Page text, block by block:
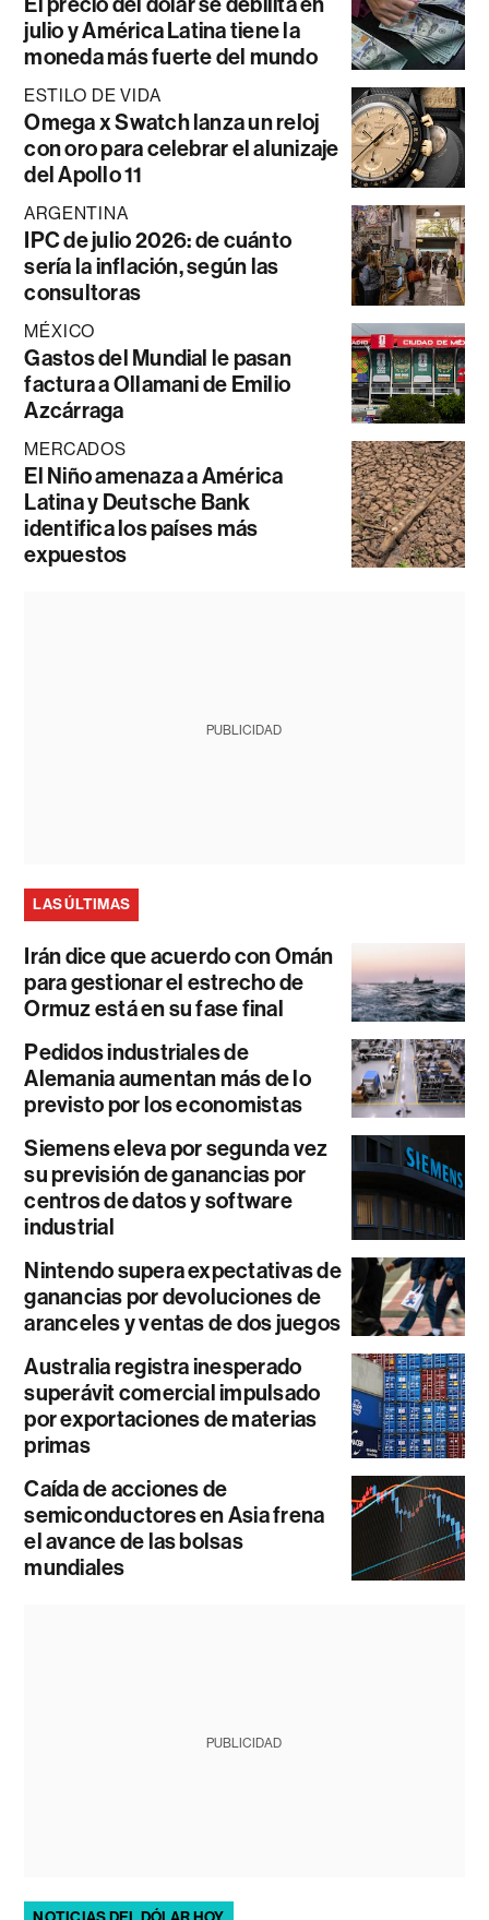
julio y América Latina tiene la
moneda más fuerte del mundo
ESTILO DE VIDA
Omega x Swatch lanza un reloj
con oro para celebrar el alunizaje
del Apollo 11
ARGENTINA
IPC de julio 2026: de cuánto
sería la inflación, según las
consultoras
MÉXICO
Gastos del Mundial le pasan
factura a Ollamani de Emilio
Azcárraga
MERCADOS
El Niño amenaza a América
Latina y Deutsche Bank
identifica los países más
expuestos
PUBLICIDAD
LAS ÚLTIMAS
Irán dice que acuerdo con Omán
para gestionar el estrecho de
Ormuz está en su fase final
Pedidos industriales de
Alemania aumentan más de lo
previsto por los economistas
Siemens eleva por segunda vez
su previsión de ganancias por
centros de datos y software
industrial
Nintendo supera expectativas de
ganancias por devoluciones de
aranceles y ventas de dos juegos
Australia registra inesperado
superávit comercial impulsado
por exportaciones de materias
primas
Caída de acciones de
semiconductores en Asia frena
el avance de las bolsas
mundiales
PUBLICIDAD